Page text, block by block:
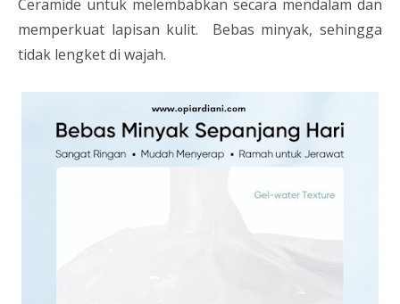
Ceramide untuk melembabkan secara mendalam dan
memperkuat lapisan kulit. Bebas minyak, sehingga
tidak lengket di wajah.